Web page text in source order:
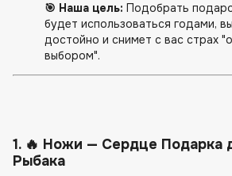
🎯 Наша цель: Подобрать
будет использоваться годами,
достойно и снимет с вас страх
выбором".
1. 🔥 Ножи — Сердце Подарка
Рыбака